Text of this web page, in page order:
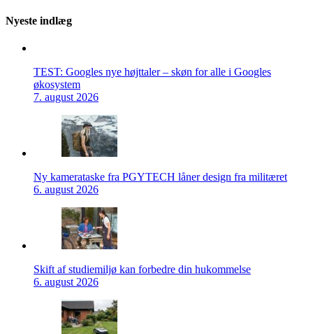
Nyeste indlæg
TEST: Googles nye højttaler – skøn for alle i Googles
økosystem
7. august 2026
Ny kamerataske fra PGYTECH låner design fra militæret
6. august 2026
Skift af studiemiljø kan forbedre din hukommelse
6. august 2026